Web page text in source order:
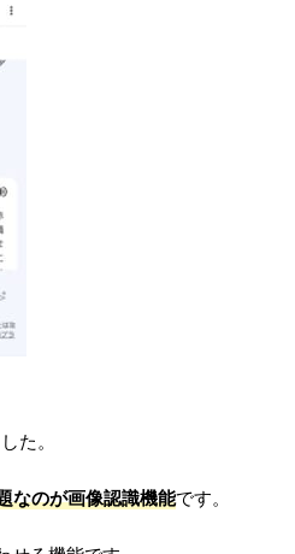
た。
なのが画像認識機能です。